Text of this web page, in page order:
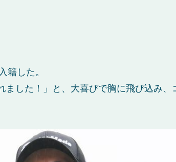
籍した。
ました！」と、大喜びで胸に飛び込み